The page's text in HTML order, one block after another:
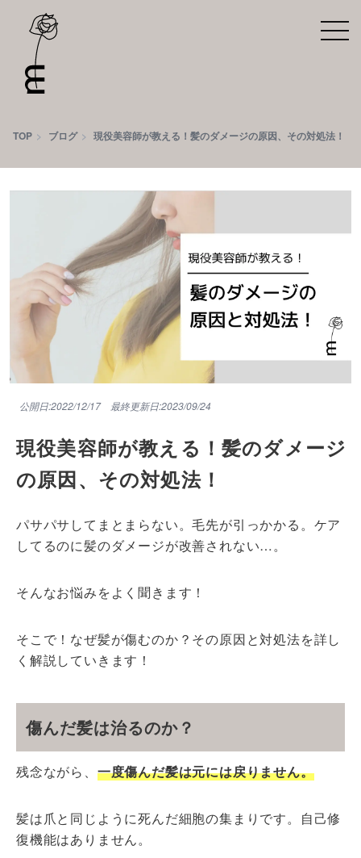
TOP ブログ 現役美容師が教える！髪のダメージの原因、その対処法！
公開日:2022/12/17 最終更新日:2023/09/24
現役美容師が教える！髪のダメージ
の原因、その対処法！
パサパサしてまとまらない。毛先が引っかかる。ケア
してるのに髪のダメージが改善されない…。
そんなお悩みをよく聞きます！
そこで！なぜ髪が傷むのか？その原因と対処法を詳し
く解説していきます！
傷んだ髪は治るのか？
残念ながら、 一度傷んだ髪は元には戻りません。
髪は爪と同じように死んだ細胞の集まりです。自己修
復機能はありません。